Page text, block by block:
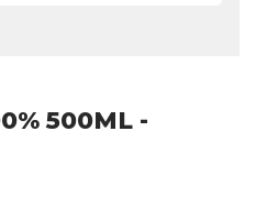
500ML -